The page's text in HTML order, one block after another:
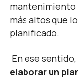
mantenimiento
más altos que
planificado.
En ese sentido,
elaborar un